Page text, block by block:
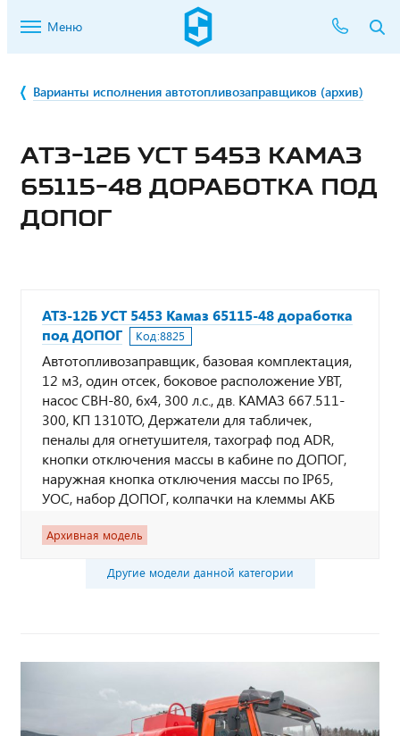
Меню
Варианты исполнения автотопливозаправщиков (архив)
АТЗ-12Б УСТ 5453 КАМАЗ
65115-48 ДОРАБОТКА ПОД
ДОПОГ
АТЗ-12Б УСТ 5453 Камаз 65115-48 доработка
под ДОПОГ
Код:8825
Автотопливозаправщик, базовая комплектация,
12 м3, один отсек, боковое расположение УВТ,
насос СВН-80, 6х4, 300 л.с., дв. КАМАЗ 667.511-
300, КП 1310ТО, Держатели для табличек,
пеналы для огнетушителя, тахограф под ADR,
кнопки отключения массы в кабине по ДОПОГ,
наружная кнопка отключения массы по IP65,
УОС, набор ДОПОГ, колпачки на клеммы АКБ
Архивная модель
Другие модели данной категории